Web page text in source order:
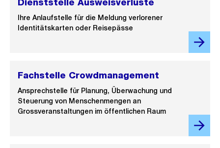
Dienststelle Ausweisverluste
Ihre Anlaufstelle für die Meldung verlorener
Identitätskarten oder Reisepässe
Fachstelle Crowdmanagement
Ansprechstelle für Planung, Überwachung und
Steuerung von Menschenmengen an
Grossveranstaltungen im öffentlichen Raum